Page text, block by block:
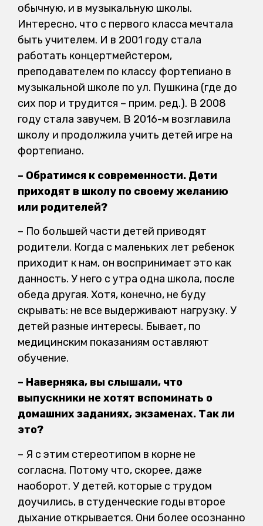
обычную, и в музыкальную школы.
Интересно, что с первого класса мечтала
быть учителем. И в 2001 году стала
работать концертмейстером,
преподавателем по классу фортепиано в
музыкальной школе по ул. Пушкина (где до
сих пор и трудится – прим. ред.). В 2008
году стала завучем. В 2016-м возглавила
школу и продолжила учить детей игре на
фортепиано.
– Обратимся к современности. Дети
приходят в школу по своему желанию
или родителей?
– По большей части детей приводят
родители. Когда с маленьких лет ребенок
приходит к нам, он воспринимает это как
данность. У него с утра одна школа, после
обеда другая. Хотя, конечно, не буду
скрывать: не все выдерживают нагрузку. У
детей разные интересы. Бывает, по
медицинским показаниям оставляют
обучение.
– Наверняка, вы слышали, что
выпускники не хотят вспоминать о
домашних заданиях, экзаменах. Так ли
это?
– Я с этим стереотипом в корне не
согласна. Потому что, скорее, даже
наоборот. У детей, которые с трудом
доучились, в студенческие годы второе
дыхание открывается. Они более осознанно